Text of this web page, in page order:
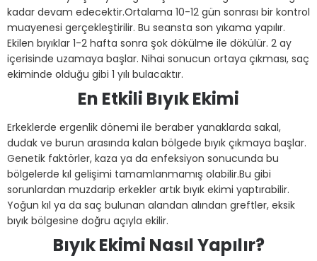
kadar devam edecektir.Ortalama 10-12 gün sonrası bir kontrol
muayenesi gerçekleştirilir. Bu seansta son yıkama yapılır.
Ekilen bıyıklar 1-2 hafta sonra şok dökülme ile dökülür. 2 ay
içerisinde uzamaya başlar. Nihai sonucun ortaya çıkması, saç
ekiminde olduğu gibi 1 yılı bulacaktır.
En Etkili Bıyık Ekimi
Erkeklerde ergenlik dönemi ile beraber yanaklarda sakal,
dudak ve burun arasında kalan bölgede bıyık çıkmaya başlar.
Genetik faktörler, kaza ya da enfeksiyon sonucunda bu
bölgelerde kıl gelişimi tamamlanmamış olabilir.Bu gibi
sorunlardan muzdarip erkekler artık bıyık ekimi yaptırabilir.
Yoğun kıl ya da saç bulunan alandan alından greftler, eksik
bıyık bölgesine doğru açıyla ekilir.
Bıyık Ekimi Nasıl Yapılır?